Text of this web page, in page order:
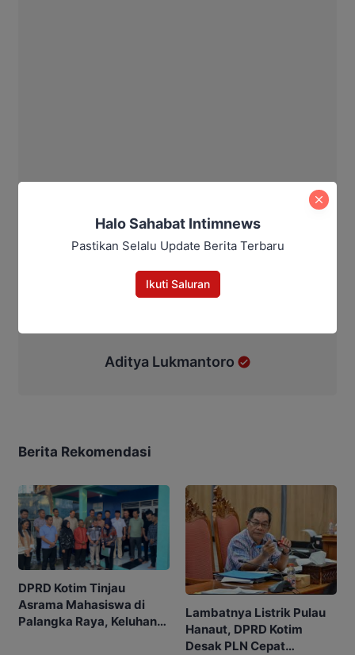
Aditya Lukmantoro
Berita Rekomendasi
DPRD Kotim Tinjau
Asrama Mahasiswa di
Palangka Raya, Keluhan
Lambatnya Listrik Pulau
Hanaut, DPRD Kotim
Desak PLN Cepat
Halo Sahabat Intimnews
Pastikan Selalu Update Berita Terbaru
Ikuti Saluran